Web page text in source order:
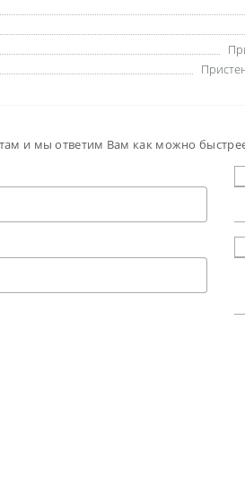
и мы ответим Вам как можно